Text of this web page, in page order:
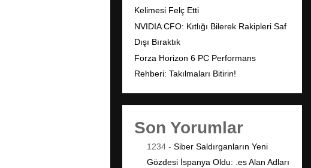
Kelimesi Felç Etti
NVIDIA CFO: Kıtlığı Bilerek Rakipleri Saf
Dışı Bıraktık
Forza Horizon 6 PC Performans
Rehberi: Takılmaları Bitirin!
Son Yorumlar
1234 - Siber Saldırganların Yeni
Gözdesi İspanya Oldu: .es Alan Adları